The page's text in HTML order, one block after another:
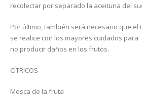
recolectar por separado la aceituna del
Por último, también será necesario que
se realice con los mayores cuidados para
no producir daños en los frutos.
CÍTRICOS
Mosca de la fruta